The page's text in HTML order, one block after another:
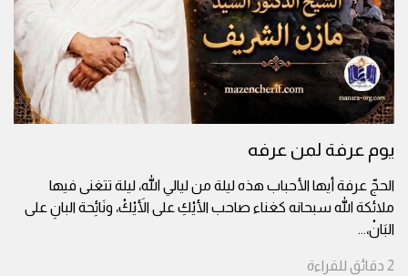
يوم عرفة لمن عرفه
الحجّ عرفة أيها الأحباب هذه ليلة من ليالي الله، ليلة تتغنى فيها
ملائكة الله سبحانه كغناء صاحب الأيْكِ على الأَيْكْ، ونَائِحة البانِ على
البَانْ،...
2 دقائق للقراءة